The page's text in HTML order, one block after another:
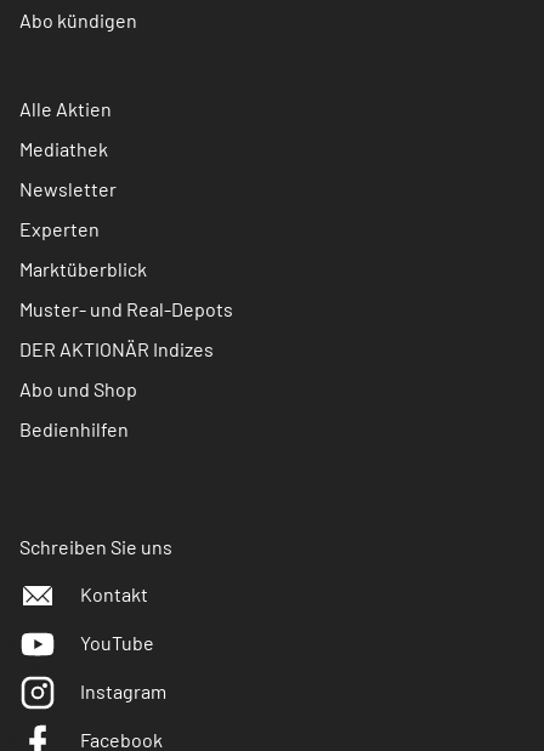
Abo kündigen
Alle Aktien
Mediathek
Newsletter
Experten
Marktüberblick
Muster- und Real-Depots
DER AKTIONÄR Indizes
Abo und Shop
Bedienhilfen
Schreiben Sie uns
Kontakt
YouTube
Instagram
Facebook